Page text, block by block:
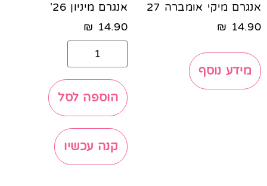
אנגרם מיקי אומברה 27
14.90
₪
מידע נוסף
אנגרם מיניון 26'
14.90
₪
הוספה לסל
קנה עכשיו